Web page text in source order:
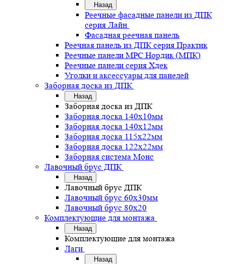
Назад
Реечные фасадные панели из ДПК
серия Лайн
Фасадная реечная панель
Реечная панель из ДПК серия Практик
Реечные панели MPC Нордик (МПК)
Реечные панели серия Хдек
Уголки и аксессуары для панелей
Заборная доска из ДПК
Назад
Заборная доска из ДПК
Заборная доска 140х10мм
Заборная доска 140х12мм
Заборная доска 115х22мм
Заборная доска 122х22мм
Заборная система Монс
Лавочный брус ДПК
Назад
Лавочный брус ДПК
Лавочный брус 60х30мм
Лавочный брус 80х20
Комплектующие для монтажа
Назад
Комплектующие для монтажа
Лаги
Назад